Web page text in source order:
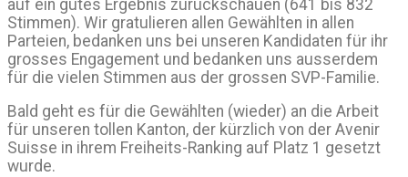
auf ein gutes Ergebnis zurückschauen (641 bis 832
Stimmen). Wir gratulieren allen Gewählten in allen
Parteien, bedanken uns bei unseren Kandidaten für ihr
grosses Engagement und bedanken uns ausserdem
für die vielen Stimmen aus der grossen SVP-Familie.
Bald geht es für die Gewählten (wieder) an die Arbeit
für unseren tollen Kanton, der kürzlich von der Avenir
Suisse in ihrem Freiheits-Ranking auf Platz 1 gesetzt
wurde.